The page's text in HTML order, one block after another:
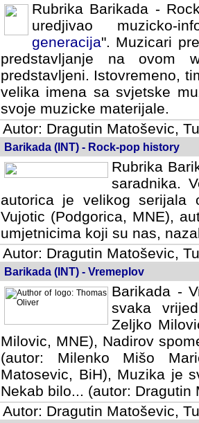
Rubrika Barikada -
uredjivao muzicko-
Muzicari predstavljeni u
na ovom web portalu
Istovremeno, tim nacinom
sa svjetske muzicke scene
materijale.
Autor: Dragutin Matoševic,
Barikada (INT) - Rock-pop history
Rubrika
saradnika.
autorica je velikog serijala
Vujotic (Podgorica, MNE),
umjetnicima koji su nas,
Autor: Dragutin Matoševic,
Barikada (INT) - Vremeplov
Barikada -
svaka
Milovic,
MNE), Nadirov spomenar
Milenko Mišo Maric, UK),
Muzika je svirala (autor:
(autor: Dragutin Matosevic,
Autor: Dragutin Matoševic,